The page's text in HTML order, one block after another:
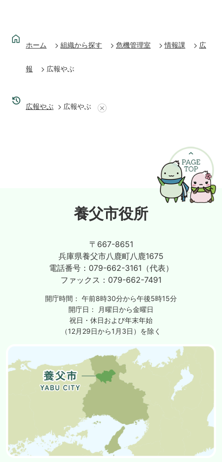
ホーム 組織から探す 危機管理室 情報課 広
報 広報やぶ
広報やぶ 広報やぶ
養父市役所
〒667-8651
兵庫県養父市八鹿町八鹿1675
電話番号： 079-662-3161（代表）
ファックス： 079-662-7491
開庁時間： 午前8時30分から午後5時15分
開庁日：
月曜日から金曜日
祝日・休日および年末年始
（12月29日から1月3日）を除く